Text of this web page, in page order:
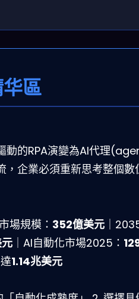
區
動的RPA演變為AI代理
，企業必須重新思考整個數
場規模： 352億美元 ｜
｜AI自動化市場2025：
1.14兆美元